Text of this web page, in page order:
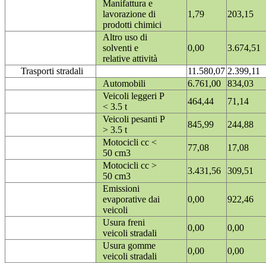
Manifattura e
lavorazione di
prodotti chimici
1,79 203,15
Altro uso di
solventi e
relative attività
0,00 3.674,51
Trasporti stradali 11.580,07 2.399,11
Automobili
6.761,00
834,03
Veicoli leggeri P
< 3.5 t
464,44
71,14
Veicoli pesanti P
> 3.5 t
845,99
244,88
Motocicli cc <
50 cm3
77,08
17,08
Motocicli cc >
50 cm3
3.431,56
309,51
Emissioni
evaporative dai
veicoli
0,00 922,46
Usura freni
veicoli stradali
0,00
0,00
Usura gomme
veicoli stradali
0,00
0,00